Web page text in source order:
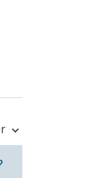
keyboard_arrow_down